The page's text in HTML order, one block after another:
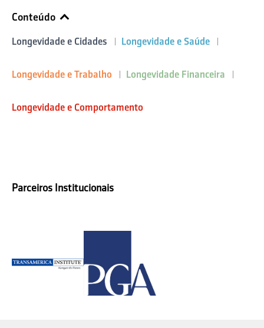
Conteúdo
Longevidade e Cidades Longevidade e Saúde
Longevidade e Trabalho Longevidade Financeira
Longevidade e Comportamento
Parceiros Institucionais